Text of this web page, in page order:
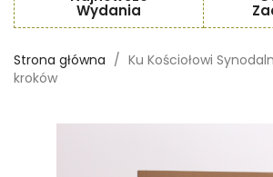
Wydania
Strona główna
Ku Kościołowi
kroków